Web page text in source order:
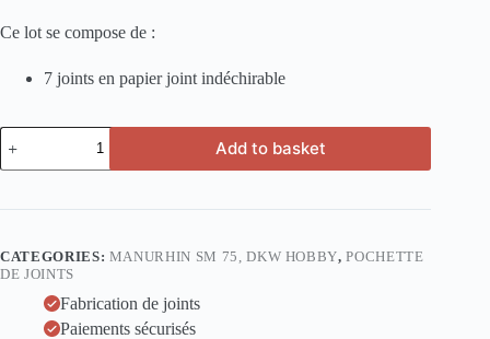
Ce lot se compose de :
7 joints en papier joint indéchirable
D.K.W.
Hobby
avec
bing
de
joints
quantity
Add to basket
CATEGORIES: MANURHIN SM 75, DKW HOBBY,POCHETTE
DE JOINTS
Fabrication de joints
Paiements sécurisés